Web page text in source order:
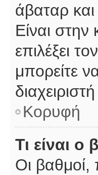
άβαταρ
Είναι στην
επιλέξει
μπορείτε
Κορυφή
Τι είναι
Οι